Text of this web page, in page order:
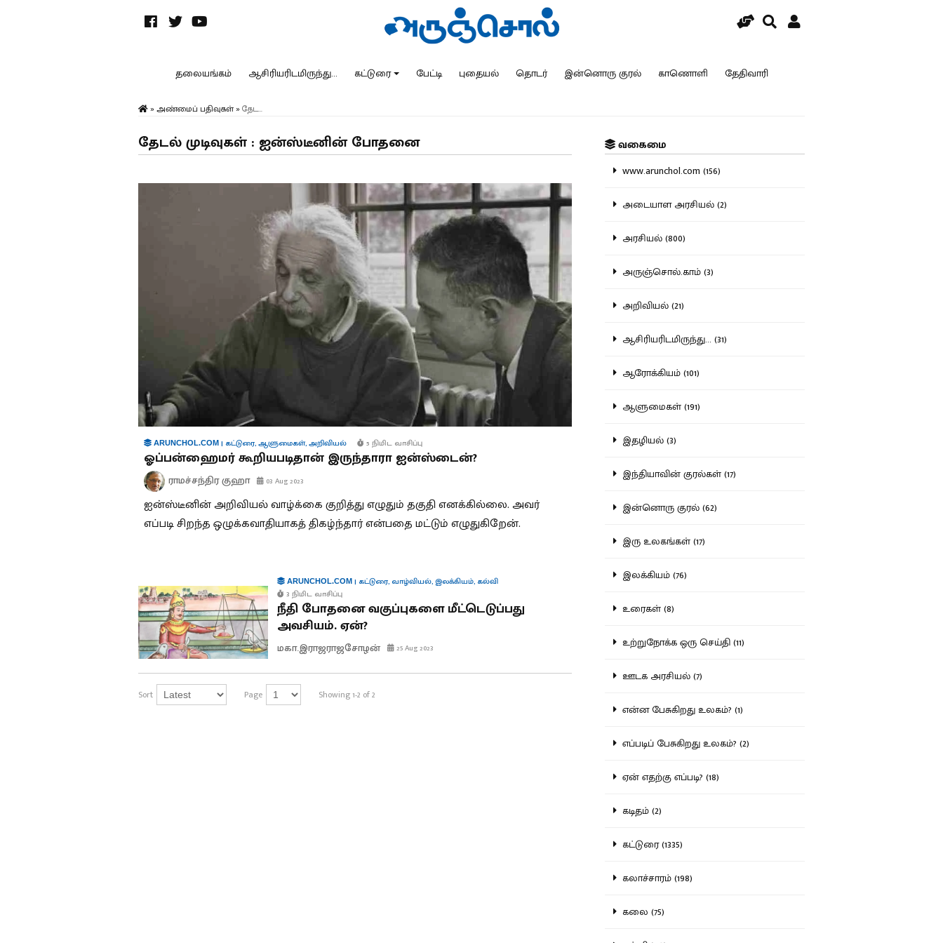
தலையங்கம் ஆசிரியரிடமிருந்து... கட்டுரை பேட்டி புதையல் தொடர் இன்னொரு குரல் காணொளி தேதிவாரி
» அண்மைப் பதிவுகள்» தேட...
தேடல் முடிவுகள் : ஐன்ஸ்டீனின் போதனை
ARUNCHOL.COM | கட்டுரை,ஆளுமைகள்,அறிவியல் 5 நிமிட வாசிப்பு
ஓப்பன்ஹைமர் கூறியபடிதான் இருந்தாரா ஐன்ஸ்டைன்?
ராமச்சந்திர குஹா 03 Aug 2023
ஐன்ஸ்டீனின் அறிவியல் வாழ்க்கை குறித்து எழுதும் தகுதி எனக்கில்லை. அவர்
எப்படி சிறந்த ஒழுக்கவாதியாகத் திகழ்ந்தார் என்பதை மட்டும் எழுதுகிறேன்.
ARUNCHOL.COM| கட்டுரை, வாழ்வியல், இலக்கியம், கல்வி
3 நிமிட வாசிப்பு
நீதி போதனை வகுப்புகளை மீட்டெடுப்பது
அவசியம். ஏன்?
மகா.இராஜராஜசோழன் 25 Aug 2023
Sort Page Showing 1-2 of 2
வகைமை
www.arunchol.com (156)
அடையாள அரசியல் (2)
அரசியல் (800)
அருஞ்சொல்.காம் (3)
அறிவியல் (21)
ஆசிரியரிடமிருந்து... (31)
ஆரோக்கியம் (101)
ஆளுமைகள் (191)
இதழியல் (3)
இந்தியாவின் குரல்கள் (17)
இன்னொரு குரல் (62)
இரு உலகங்கள் (17)
இலக்கியம் (76)
உரைகள் (8)
உற்றுநோக்க ஒரு செய்தி (11)
ஊடக அரசியல் (7)
என்ன பேசுகிறது உலகம்? (1)
எப்படிப் பேசுகிறது உலகம்? (2)
ஏன் எதற்கு எப்படி? (18)
கடிதம் (2)
கட்டுரை (1335)
கலாச்சாரம் (198)
கலை (75)